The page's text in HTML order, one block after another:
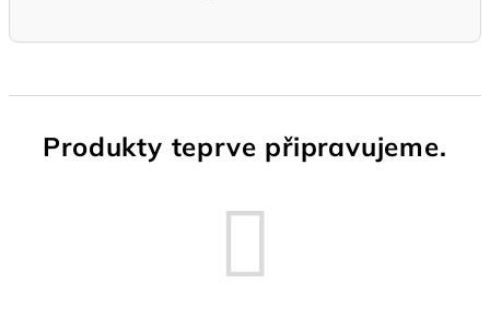
Produkty teprve připravujeme.